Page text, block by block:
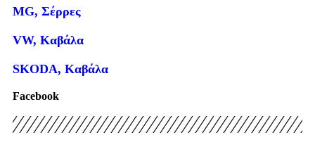
MG, Σέρρες
VW, Καβάλα
SKODA, Καβάλα
Facebook